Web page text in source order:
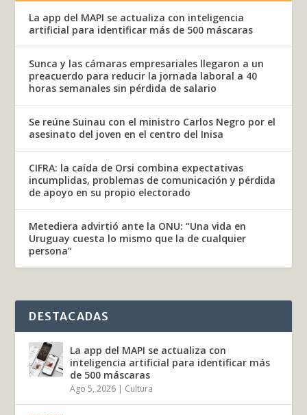
La app del MAPI se actualiza con inteligencia
artificial para identificar más de 500 máscaras
Sunca y las cámaras empresariales llegaron a un
preacuerdo para reducir la jornada laboral a 40
horas semanales sin pérdida de salario
Se reúne Suinau con el ministro Carlos Negro por el
asesinato del joven en el centro del Inisa
CIFRA: la caída de Orsi combina expectativas
incumplidas, problemas de comunicación y pérdida
de apoyo en su propio electorado
Metediera advirtió ante la ONU: “Una vida en
Uruguay cuesta lo mismo que la de cualquier
persona”
DESTACADAS
La app del MAPI se actualiza con
inteligencia artificial para identificar más
de 500 máscaras
Ago 5, 2026 | Cultura